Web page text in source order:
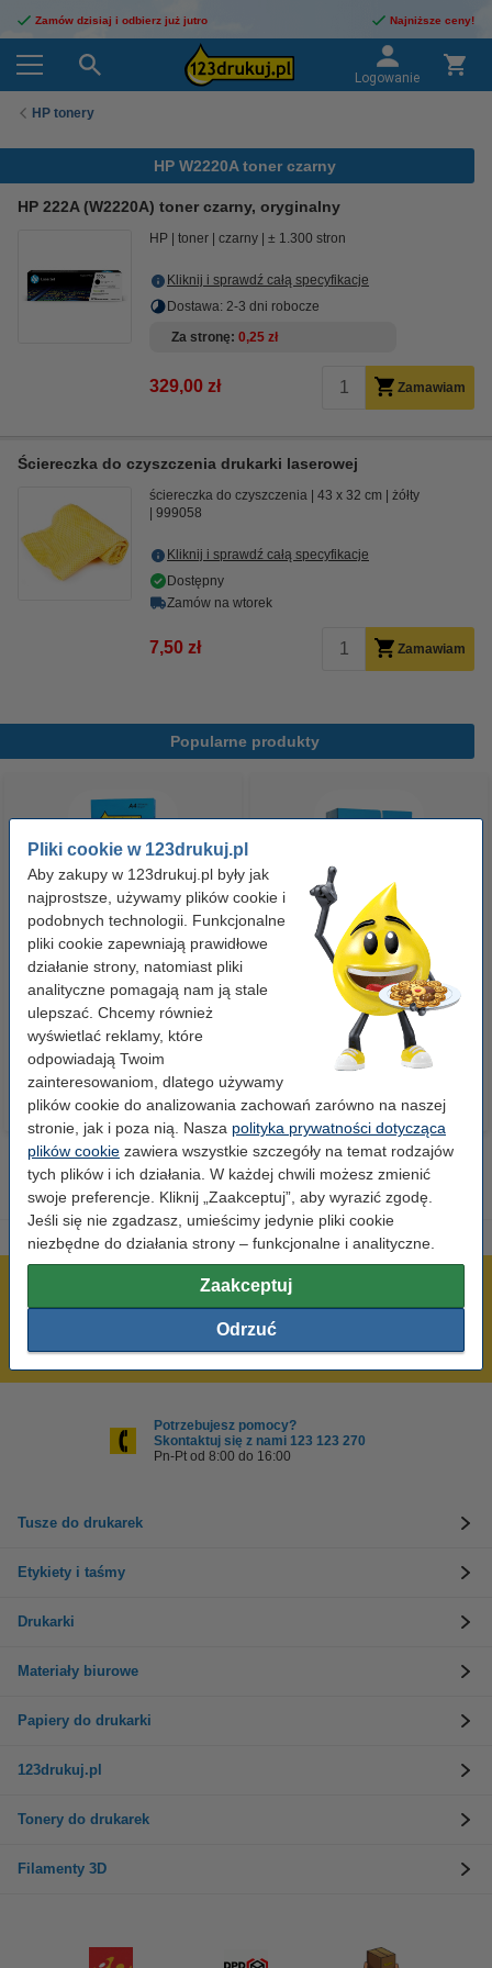
Pliki cookie w 123drukuj.pl
Aby zakupy w 123drukuj.pl były jak
najprostsze, używamy plików cookie i
podobnych technologii. Funkcjonalne
pliki cookie zapewniają prawidłowe
działanie strony, natomiast pliki
analityczne pomagają nam ją stale
ulepszać. Chcemy również
wyświetlać reklamy, które
odpowiadają Twoim
zainteresowaniom, dlatego używamy
plików cookie do analizowania zachowań zarówno na naszej
stronie, jak i poza nią. Nasza polityka prywatności dotycząca
plików cookie zawiera wszystkie szczegóły na temat rodzajów
tych plików i ich działania. W każdej chwili możesz zmienić
swoje preferencje. Kliknij „Zaakceptuj”, aby wyrazić zgodę.
Jeśli się nie zgadzasz, umieścimy jedynie pliki cookie
niezbędne do działania strony – funkcjonalne i analityczne.
Zaakceptuj
Odrzuć
Zamów dzisiaj i odbierz już jutro Najniższe ceny!
Logowanie
HP tonery
HP W2220A toner czarny
HP 222A (W2220A) toner czarny, oryginalny
HP toner czarny ± 1.300 stron
Kliknij i sprawdź całą specyfikacje
Dostawa: 2-3 dni robocze
Za stronę 0,25 zł
329,00 zł Zamawiam
Ściereczka do czyszczenia drukarki laserowej
ściereczka do czyszczenia 43 x 32 cm
żółty
999058
Kliknij i sprawdź całą specyfikacje
Dostępny
Zamów na wtorek
7,50 zł Zamawiam
Popularne produkty
Papier ksero A4 80 g/m2 (500
szt.), 123drukuj
Papier ksero A4 80 g/m2 (2500
szt.), 123drukuj (5 ryz)
110,00 zł z VAT
600 tysięcy zadowolonych klientów
Najniższe ceny!
Potrzebujesz pomocy?
Skontaktuj się z nami 123 123 270
Pn-Pt od 8:00 do 16:00
Tusze do drukarek
Etykiety i taśmy
Drukarki
Materiały biurowe
Papiery do drukarki
123drukuj.pl
Tonery do drukarek
Filamenty 3D